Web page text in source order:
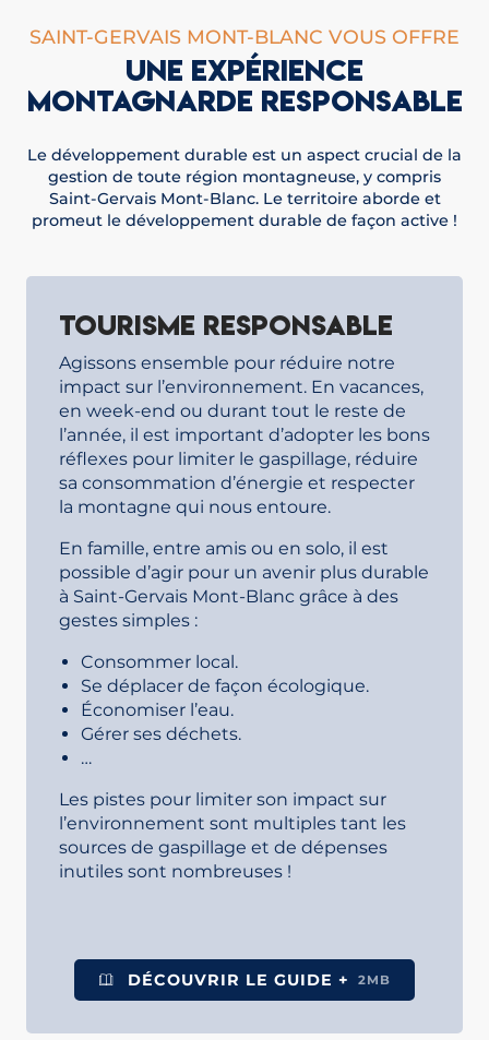
SAINT-GERVAIS MONT-BLANC VOUS OFFRE
UNE EXPÉRIENCE
MONTAGNARDE RESPONSABLE
Le développement durable est un aspect crucial de la
gestion de toute région montagneuse, y compris
Saint-Gervais Mont-Blanc. Le territoire aborde et
promeut le développement durable de façon active !
Tourisme responsable
Agissons ensemble pour réduire notre
impact sur l’environnement. En vacances,
en week-end ou durant tout le reste de
l’année, il est important d’adopter les bons
réflexes pour limiter le gaspillage, réduire
sa consommation d’énergie et respecter
la montagne qui nous entoure.
En famille, entre amis ou en solo, il est
possible d’agir pour un avenir plus durable
à Saint-Gervais Mont-Blanc grâce à des
gestes simples :
Consommer local.
Se déplacer de façon écologique.
Économiser l’eau.
Gérer ses déchets.
…
Les pistes pour limiter son impact sur
l’environnement sont multiples tant les
sources de gaspillage et de dépenses
inutiles sont nombreuses !
DÉCOUVRIR LE GUIDE + 2MB